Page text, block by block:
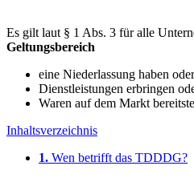
Es gilt laut § 1 Abs. 3 für alle
Geltungsbereich
eine Niederlassung haben oder
Dienstleistungen erbringen
Waren auf dem Markt
Inhaltsverzeichnis
1. Wen betrifft das TDDDG?